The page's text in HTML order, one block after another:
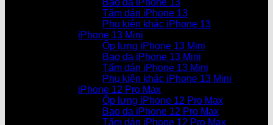
Bao da iPhone 13
Tấm dán iPhone 13
Phụ kiện khác iPhone 13
iPhone 13 Mini
Ốp lưng iPhone 13 Mini
Bao da iPhone 13 Mini
Tấm dán iPhone 13 Mini
Phụ kiện khác iPhone 13 Mini
iPhone 12 Pro Max
Ốp lưng iPhone 12 Pro Max
Bao da iPhone 12 Pro Max
Tấm dán iPhone 12 Pro Max